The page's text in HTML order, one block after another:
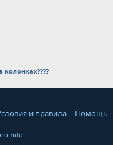
колонках????
и правила Помощь